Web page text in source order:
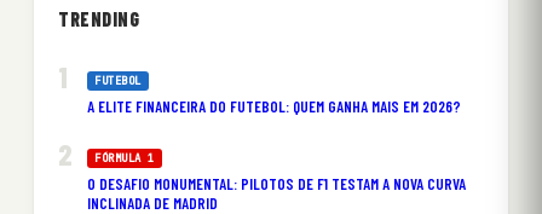
TRENDING
FUTEBOL
A ELITE FINANCEIRA DO FUTEBOL: QUEM GANHA MAIS EM 2026?
FÓRMULA 1
O DESAFIO MONUMENTAL: PILOTOS DE F1 TESTAM A NOVA CURVA
INCLINADA DE MADRID